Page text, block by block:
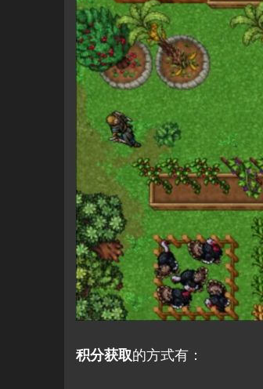
积分获取的方式有：